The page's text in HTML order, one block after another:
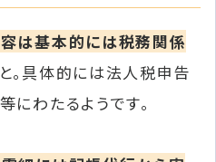
は基本的には税務関係
。具体的には法人税申告
にわたるようです。